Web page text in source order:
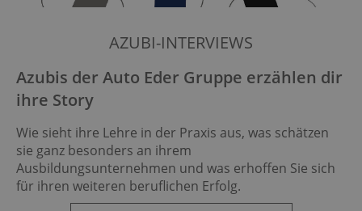
AZUBI-INTERVIEWS
Azubis der Auto Eder Gruppe erzählen dir
ihre Story
Wie sieht ihre Lehre in der Praxis aus, was schätzen
sie ganz besonders an ihrem
Ausbildungsunternehmen und was erhoffen Sie sich
für ihren weiteren beruflichen Erfolg.